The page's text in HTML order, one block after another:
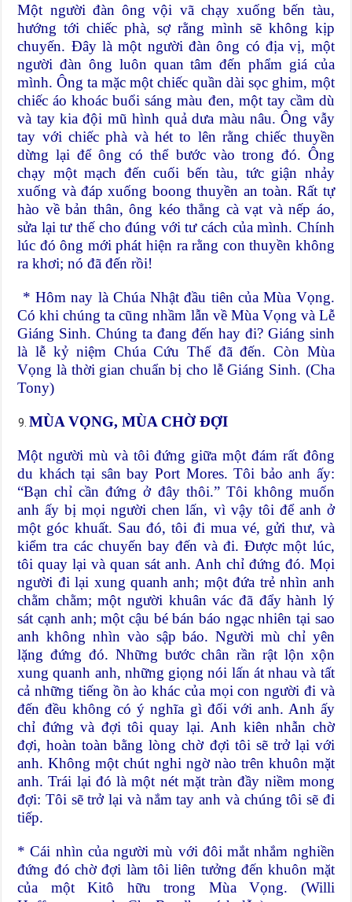
Một người đàn ông vội vã chạy xuống bến tàu,
hướng tới chiếc phà, sợ rằng mình sẽ không kịp
chuyến. Đây là một người đàn ông có địa vị, một
người đàn ông luôn quan tâm đến phẩm giá của
mình. Ông ta mặc một chiếc quần dài sọc ghim, một
chiếc áo khoác buổi sáng màu đen, một tay cầm dù
và tay kia đội mũ hình quả dưa màu nâu. Ông vẫy
tay với chiếc phà và hét to lên rằng chiếc thuyền
dừng lại để ông có thể bước vào trong đó. Ông
chạy một mạch đến cuối bến tàu, tức giận nhảy
xuống và đáp xuống boong thuyền an toàn. Rất tự
hào về bản thân, ông kéo thẳng cà vạt và nếp áo,
sửa lại tư thế cho đúng với tư cách của mình. Chính
lúc đó ông mới phát hiện ra rằng con thuyền không
ra khơi; nó đã đến rồi!
* Hôm nay là Chúa Nhật đầu tiên của Mùa Vọng.
Có khi chúng ta cũng nhầm lẫn về Mùa Vọng và Lễ
Giáng Sinh. Chúng ta đang đến hay đi? Giáng sinh
là lễ kỷ niệm Chúa Cứu Thế đã đến. Còn Mùa
Vọng là thời gian chuẩn bị cho lễ Giáng Sinh. (Cha
Tony)
MÙA VỌNG, MÙA CHỜ ĐỢI
Một người mù và tôi đứng giữa một đám rất đông
du khách tại sân bay Port Mores. Tôi bảo anh ấy:
“Bạn chỉ cần đứng ở đây thôi.” Tôi không muốn
anh ấy bị mọi người chen lấn, vì vậy tôi để anh ở
một góc khuất. Sau đó, tôi đi mua vé, gửi thư, và
kiểm tra các chuyến bay đến và đi. Được một lúc,
tôi quay lại và quan sát anh. Anh chỉ đứng đó. Mọi
người đi lại xung quanh anh; một đứa trẻ nhìn anh
chằm chằm; một người khuân vác đã đẩy hành lý
sát cạnh anh; một cậu bé bán báo ngạc nhiên tại sao
anh không nhìn vào sập báo. Người mù chỉ yên
lặng đứng đó. Những bước chân rần rật lộn xộn
xung quanh anh, những giọng nói lấn át nhau và tất
cả những tiếng ồn ào khác của mọi con người đi và
đến đều không có ý nghĩa gì đối với anh. Anh ấy
chỉ đứng và đợi tôi quay lại. Anh kiên nhẫn chờ
đợi, hoàn toàn bằng lòng chờ đợi tôi sẽ trở lại với
anh. Không một chút nghi ngờ nào trên khuôn mặt
anh. Trái lại đó là một nét mặt tràn đầy niềm mong
đợi: Tôi sẽ trở lại và nắm tay anh và chúng tôi sẽ đi
tiếp.
* Cái nhìn của người mù với đôi mắt nhắm nghiền
đứng đó chờ đợi làm tôi liên tưởng đến khuôn mặt
của một Kitô hữu trong Mùa Vọng. (Willi